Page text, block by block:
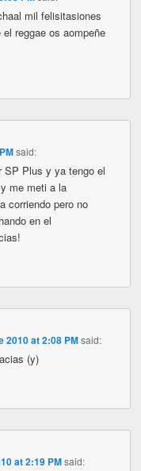
mil felisitasiones
reggae os aompeñe
said:
SP Plus y ya tengo el
me meti a la
corriendo pero no
en el
2010 at 2:08 PM said:
(y)
at 2:19 PM said: